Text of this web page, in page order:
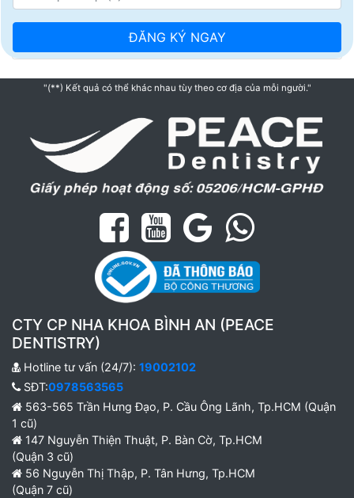
"(**) Kết quả có thể khác nhau tùy theo cơ địa của mỗi người."
CTY CP NHA KHOA BÌNH AN (PEACE
DENTISTRY)
Hotline tư vấn (24/7): 19002102
SĐT:0978563565
563-565 Trần Hưng Đạo, P. Cầu Ông Lãnh, Tp.HCM (Quận
1 cũ)
147 Nguyễn Thiện Thuật, P. Bàn Cờ, Tp.HCM
(Quận 3 cũ)
56 Nguyễn Thị Thập, P. Tân Hưng, Tp.HCM
(Quận 7 cũ)